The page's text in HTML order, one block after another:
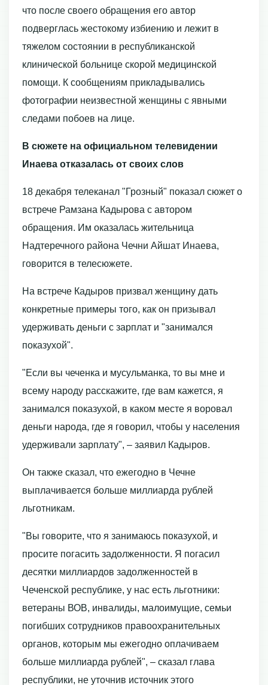
что после своего обращения его автор
подверглась жестокому избиению и лежит в
тяжелом состоянии в республиканской
клинической больнице скорой медицинской
помощи. К сообщениям прикладывались
фотографии неизвестной женщины с явными
следами побоев на лице.
В сюжете на официальном телевидении
Инаева отказалась от своих слов
18 декабря телеканал "Грозный" показал сюжет о
встрече Рамзана Кадырова с автором
обращения. Им оказалась жительница
Надтеречного района Чечни Айшат Инаева,
говорится в телесюжете.
На встрече Кадыров призвал женщину дать
конкретные примеры того, как он призывал
удерживать деньги с зарплат и "занимался
показухой".
"Если вы чеченка и мусульманка, то вы мне и
всему народу расскажите, где вам кажется, я
занимался показухой, в каком месте я воровал
деньги народа, где я говорил, чтобы у населения
удерживали зарплату", – заявил Кадыров.
Он также сказал, что ежегодно в Чечне
выплачивается больше миллиарда рублей
льготникам.
"Вы говорите, что я занимаюсь показухой, и
просите погасить задолженности. Я погасил
десятки миллиардов задолженностей в
Чеченской республике, у нас есть льготники:
ветераны ВОВ, инвалиды, малоимущие, семьи
погибших сотрудников правоохранительных
органов, которым мы ежегодно оплачиваем
больше миллиарда рублей", – сказал глава
республики, не уточнив источник этого